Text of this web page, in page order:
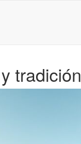
tradición